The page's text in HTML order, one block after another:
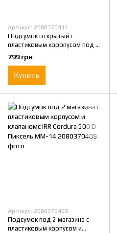
Артикул: 2080370411
Подсумок открытый с
пластиковым коропусом под 2
магазина Оксфорд 1000 D
Койот
799 грн
Купить
Артикул: 2080370409
Подсумок под 2 магазина с
пластиковым корпусом и